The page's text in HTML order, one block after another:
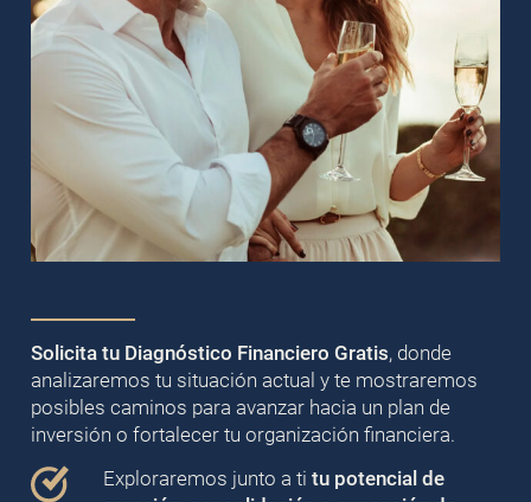
Solicita tu Diagnóstico Financiero Gratis, donde
analizaremos tu situación actual y te mostraremos
posibles caminos para avanzar hacia un plan de
inversión o fortalecer tu organización financiera.
Exploraremos junto a ti tu potencial de